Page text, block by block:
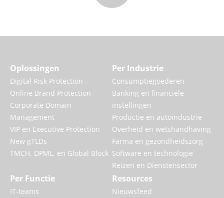
Oplossingen
Digital Risk Protection
Online Brand Protection
Corporate Domain
Management
VIP en Executive Protection
New gTLDs
TMCH, DPML, en Global Block
Per Industrie
Consumptiegoederen
Banking en financiële
instellingen
Productie en autoindustrie
Overheid en wetshandhaving
Farma en gezondheidszorg
Software en technologie
Reizen en Dienstensector
Per Functie
IT-teams
Resources
Nieuwsfeed